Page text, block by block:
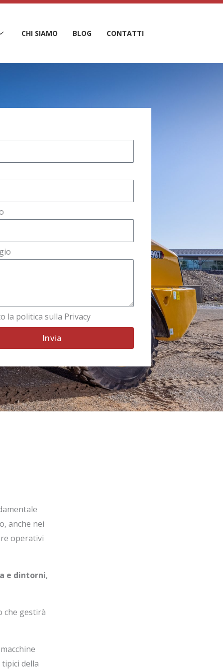
CHI SIAMO BLOG CONTATTI
la politica sulla Privacy
Invia
anche nei
operativi
e dintorni,
che gestirà
della